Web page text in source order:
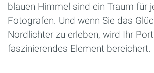
blauen Himmel sind ein Traum für
Fotografen. Und wenn Sie das
Nordlichter zu erleben, wird Ihr
faszinierendes Element bereichert.